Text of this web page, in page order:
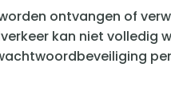
ontvangen of
kan niet volledig